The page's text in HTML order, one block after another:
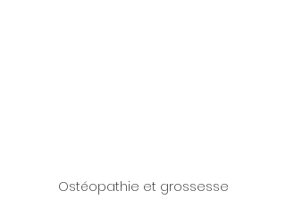
Ostéopathie et grossesse